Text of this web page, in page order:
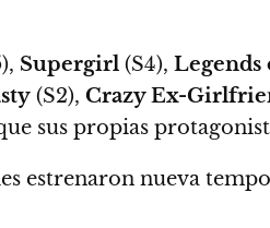
Supergirl (S4), Legends
(S2), Crazy Ex-
sus propias
estrenaron nueva